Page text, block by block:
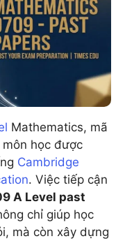
Mathematics, mã
học được
Cambridge
. Việc tiếp cận
A Level past
chỉ giúp học
mà còn xây dựng